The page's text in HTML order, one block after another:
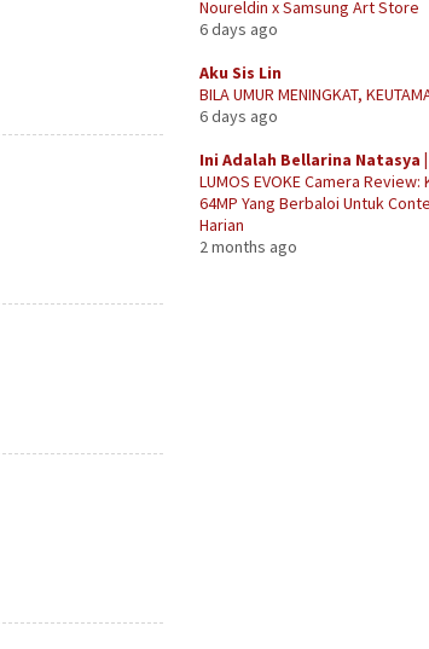
Noureldin x Samsung Art Store
6 days ago
Aku Sis Lin
BILA UMUR MENINGKAT,
6 days ago
Ini Adalah Bellarina Natasya
LUMOS EVOKE Camera
64MP Yang Berbaloi Untuk
Harian
2 months ago